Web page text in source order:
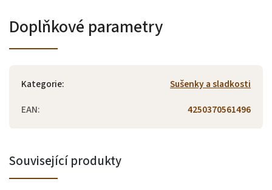
Doplňkové parametry
Kategorie:
Sušenky a sladkosti
EAN: 4250370561496
Související produkty